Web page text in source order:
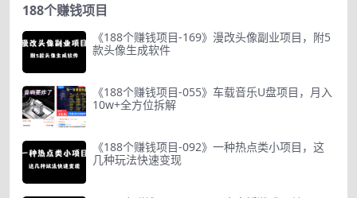
188个赚钱项目
《188个赚钱项目-169》漫改头像副业项目，附5
款头像生成软件
《188个赚钱项目-055》车载音乐U盘项目，月入
10w+全方位拆解
《188个赚钱项目-092》一种热点类小项目，这
几种玩法快速变现